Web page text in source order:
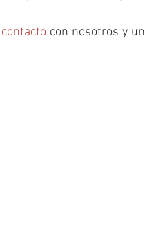
contacto con nosotros y un